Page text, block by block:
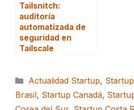
Tailsnitch:
auditoría
automatizada de
seguridad en
Tailscale
Categorías
Actualidad Startup,
Brasil, Startup Canadá,